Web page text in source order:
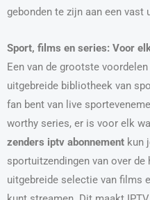
gebonden te zijn aan een vast
Sport, films en series: Voor
Een van de grootste
uitgebreide bibliotheek van
fan bent van live
worthy series, er is voor elk
zenders iptv abonnement kun
sportuitzendingen van over de
uitgebreide selectie van films